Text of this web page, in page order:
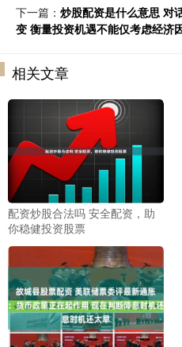
下一篇： 炒股配资是什么意思 对
变 衡量投资机遇不能仅考虑经济
相关文章
配资炒股合法吗 安全配资，助
你稳健投资股票